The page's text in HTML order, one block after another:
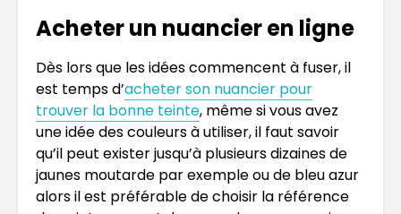
Acheter un nuancier en ligne
Dès lors que les idées commencent à fuser, il
est temps d’acheter son nuancier pour
trouver la bonne teinte, même si vous avez
une idée des couleurs à utiliser, il faut savoir
qu’il peut exister jusqu’à plusieurs dizaines de
jaunes moutarde par exemple ou de bleu azur
alors il est préférable de choisir la référence